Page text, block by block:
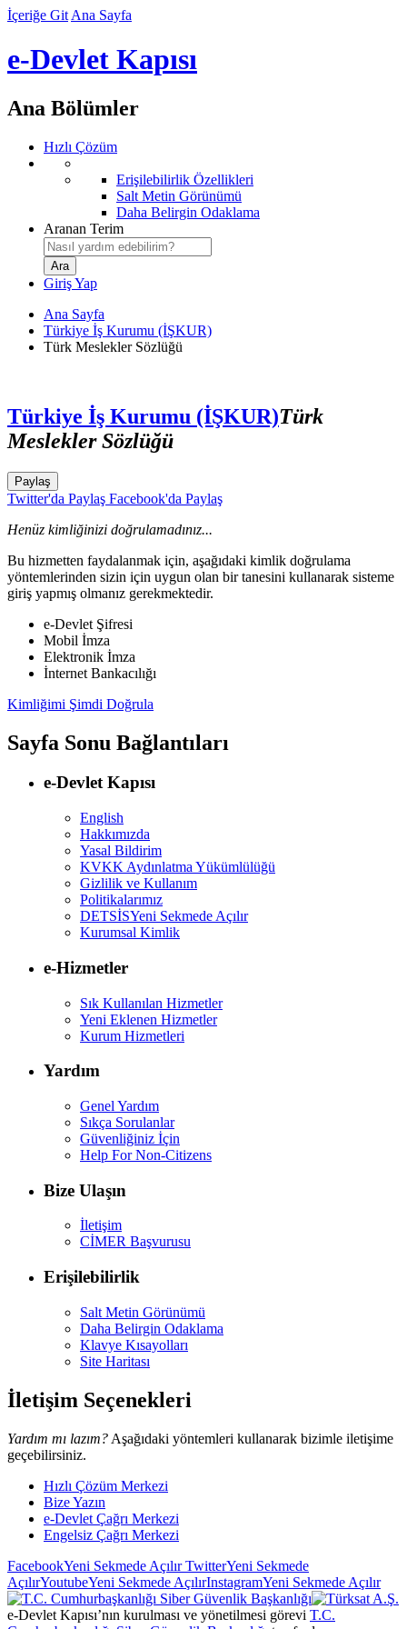
İçeriğe Git Ana Sayfa
e-Devlet Kapısı
Ana Bölümler
Hızlı Çözüm
Erişilebilirlik Özellikleri
Salt Metin Görünümü
Daha Belirgin Odaklama
Aranan Terim
Giriş Yap
Ana Sayfa
Türkiye İş Kurumu (İŞKUR)
Türk Meslekler Sözlüğü
Türkiye İş Kurumu (İŞKUR)Türk
Meslekler Sözlüğü
Paylaş
Twitter'da Paylaş Facebook'da Paylaş
Henüz kimliğinizi doğrulamadınız...
Bu hizmetten faydalanmak için, aşağıdaki kimlik doğrulama
yöntemlerinden sizin için uygun olan bir tanesini kullanarak sisteme
giriş yapmış olmanız gerekmektedir.
e-Devlet Şifresi
Mobil İmza
Elektronik İmza
İnternet Bankacılığı
Kimliğimi Şimdi Doğrula
Sayfa Sonu Bağlantıları
e-Devlet Kapısı
English
Hakkımızda
Yasal Bildirim
KVKK Aydınlatma Yükümlülüğü
Gizlilik ve Kullanım
Politikalarımız
DETSİSYeni Sekmede Açılır
Kurumsal Kimlik
e-Hizmetler
Sık Kullanılan Hizmetler
Yeni Eklenen Hizmetler
Kurum Hizmetleri
Yardım
Genel Yardım
Sıkça Sorulanlar
Güvenliğiniz İçin
Help For Non-Citizens
Bize Ulaşın
İletişim
CİMER Başvurusu
Erişilebilirlik
Salt Metin Görünümü
Daha Belirgin Odaklama
Klavye Kısayolları
Site Haritası
İletişim Seçenekleri
Yardım mı lazım? Aşağıdaki yöntemleri kullanarak bizimle iletişime
geçebilirsiniz.
Hızlı Çözüm Merkezi
Bize Yazın
e-Devlet Çağrı Merkezi
Engelsiz Çağrı Merkezi
FacebookYeni Sekmede AçılırTwitterYeni Sekmede
AçılırYoutubeYeni Sekmede AçılırInstagramYeni Sekmede Açılır
e-Devlet Kapısı’nın kurulması ve yönetilmesi görevi T.C.